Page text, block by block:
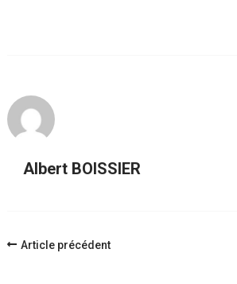
Albert BOISSIER
Navigation
Article précédent